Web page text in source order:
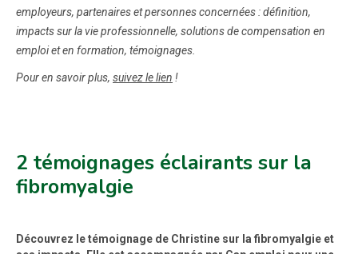
employeurs, partenaires et personnes concernées : définition,
impacts sur la vie professionnelle, solutions de compensation en
emploi et en formation, témoignages.
Pour en savoir plus, suivez le lien !
2 témoignages éclairants sur la
fibromyalgie
Découvrez le témoignage de Christine sur la fibromyalgie et